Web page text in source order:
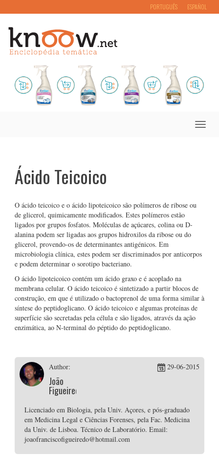
PORTUGUÊS ESPAÑOL
Toggle
Ácido Teicoico
O ácido teicoico e o ácido lipoteicoico são polímeros de ribose ou
de glicerol, quimicamente modificados. Estes polímeros estão
ligados por grupos fosfatos. Moléculas de açúcares, colina ou D-
alanina podem ser ligadas aos grupos hidroxilos da ribose ou do
glicerol, provendo-os de determinantes antigénicos. Em
microbiologia clínica, estes podem ser discriminados por anticorpos
e podem determinar o sorotipo bacteriano.
O ácido lipoteicoico contém um ácido graxo e é acoplado na
membrana celular. O ácido teicoico é sintetizado a partir blocos de
construção, em que é utilizado o bactoprenol de uma forma similar à
síntese do peptidoglicano. O ácido teicoico e algumas proteínas de
superfície são secretadas pela célula e são ligados, através da ação
enzimática, ao N-terminal do péptido do peptidoglicano.
Author:
João
Figueiredo
29-06-2015
Licenciado em Biologia, pela Univ. Açores, e pós-graduado
em Medicina Legal e Ciências Forenses, pela Fac. Medicina
da Univ. de Lisboa. Técnico de Laboratório. Email:
joaofranciscofigueiredo@hotmail.com